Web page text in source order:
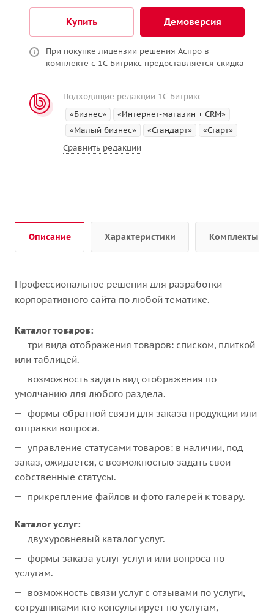
Купить Демоверсия
При покупке лицензии решения Аспро в
комплекте с 1С-Битрикс предоставляется скидка
Подходящие редакции 1С-Битрикс
«Бизнес»
«Интернет-магазин + CRM»
«Малый бизнес»
«Стандарт»
«Старт»
Сравнить редакции
Описание Характеристики Комплекты
Профессиональное решения для разработки
корпоративного сайта по любой тематике.
Каталог товаров:
три вида отображения товаров: списком, плиткой
или таблицей.
возможность задать вид отображения по
умолчанию для любого раздела.
формы обратной связи для заказа продукции или
отправки вопроса.
управление статусами товаров: в наличии, под
заказ, ожидается, с возможностью задать свои
собственные статусы.
прикрепление файлов и фото галерей к товару.
Каталог услуг:
двухуровневый каталог услуг.
формы заказа услуг услуги или вопроса по
услугам.
возможность связи услуг с отзывами по услуги,
сотрудниками кто консультирует по услугам,